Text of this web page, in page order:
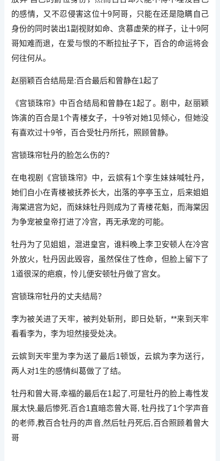
的感情，又不忍侵害这位十9阿哥，只能在还是隐瞒自己
身份的同时装出1副视财如命、贪慕虚荣的样子，让十9阿
哥知难而退，在爱与恨的不断拉扯子下，百合的命运将会
何往何从。
赵丽颖百合结局是:百合最后和曾静在1起了
《宫锁珠帘》中百合结局和曾静在1起了。剧中，赵丽颖
饰演的百合是1个青楼女子，十9爷对她1见倾心，但她没
有喜欢过十9爷，百合受牡丹所托，照顾曾静。
宫锁珠帘牡丹的脸怎么伤的？
在电视剧《宫锁珠帘》中，云嫔有1个孪生妹妹喊牡丹，
她们自小在青楼被抚养长大，出落的亭亭玉立，后来姐姐
海棠进宫为妃，而妹妹牡丹则成为了青楼花魁，而海棠因
为争宠被皇帝打进了冷宫，再无承宠的可能。
牡丹为了见姐姐，混进皇宫，谁料晚上李卫安顿人在冷宫
外放火，牡丹因此毁容，虽然保住了性命，但脸上留下了
1道很深的疤痕，怜儿便安顿牡丹做了宫女。
宫锁珠帘牡丹的丈夫结局？
李为被关进了天牢，被判处斩刑，即日处斩，**来到天牢
看看李为，李为坦然接受处决。
云嫔到天牢里为李为送了最后1顿饭，云嫔为李为送行，
两人对1生的感情纠葛做了了结。
牡丹和曾大哥,幸福的最后在1起了,可是牡丹的脸上毒性发
展太快,最后惨死.百合1直暗恋曾大哥, 牡丹找了1个学声音
的老师,教百合牡丹的声音,然后牡丹死后,百合照顾着曾大
哥